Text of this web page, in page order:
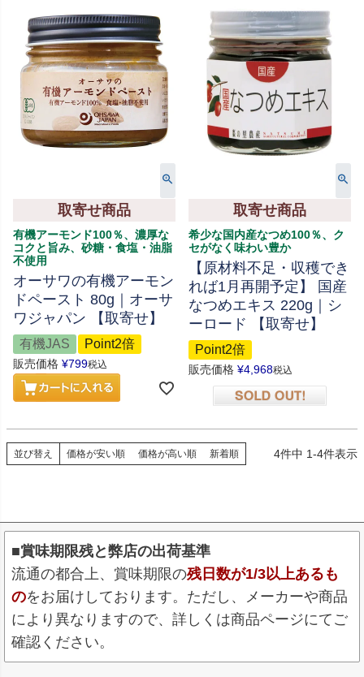
取寄せ商品
有機アーモンド100％、濃厚な
コクと旨み、砂糖・食塩・油脂
不使用
オーサワの有機アーモン
ドペースト 80g｜オーサ
ワジャパン 【取寄せ】
有機JAS Point2倍
販売価格 ¥799税込
取寄せ商品
希少な国内産なつめ100％、ク
セがなく味わい豊か
【原材料不足・収穫でき
れば1月再開予定】 国産
なつめエキス 220g｜シ
ーロード 【取寄せ】
Point2倍
販売価格 ¥4,968税込
並び替え 価格が安い順 価格が高い順 新着順 4件中 1-4件表示
■賞味期限残と弊店の出荷基準
流通の都合上、賞味期限の残日数が1/3以上あるも
のをお届けしております。ただし、メーカーや商品
により異なりますので、詳しくは商品ページにてご
確認ください。